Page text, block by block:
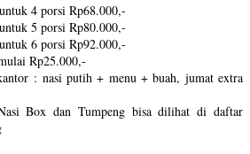
4 porsi Rp68.000,-
5 porsi Rp80.000,-
6 porsi Rp92.000,-
Rp25.000,-
: nasi putih + menu + buah, jumat extra
Box dan Tumpeng bisa dilihat di daftar